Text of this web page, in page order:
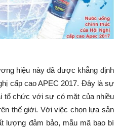
hiệu này đã được khẳng định
cấp cao APEC 2017. Đây là sự
tổ chức với sự có mặt của nhiều
thế giới. Với việc chọn lựa sản
lượng đảm bảo, mẫu mã bao bì